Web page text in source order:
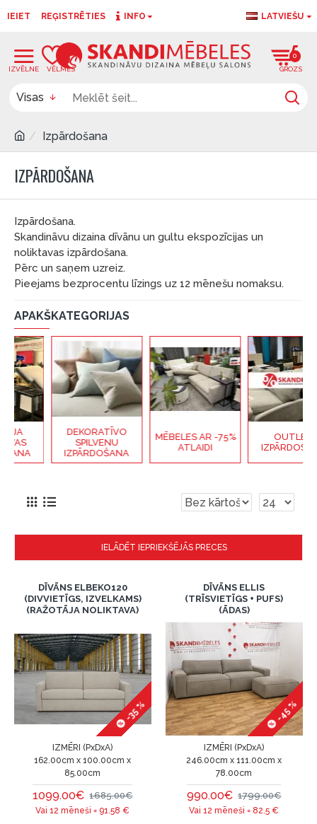
IEIET REĢISTRĒTIES INFO LATVIEŠU
0
Visas
Izpārdošana
IZPĀRDOŠANA
Izpārdošana.
Skandināvu dizaina dīvānu un gultu ekspozīcijas un
noliktavas izpārdošana.
Pērc un saņem uzreiz.
Pieejams bezprocentu līzings uz 12 mēnešu nomaksu.
APAKŠKATEGORIJAS
DEKORATĪVO
SPILVENU
IZPĀRDOŠANA
MĒBELES AR -75%
OUTLET
IZPĀRDOŠANA
IELĀDĒT IEPRIEKŠĒJĀS PRECES
DĪVĀNS ELBEKO120
(DIVVIETĪGS, IZVELKAMS)
(RAŽOTĀJA NOLIKTAVA)
-35 %
IZMĒRI (PxDxA)
162.00cm x 100.00cm x
85.00cm
1099.00€ 1685.00€
Vai 12 mēneši = 91.58 €
DĪVĀNS ELLIS
(TRĪSVIETĪGS + PUFS)
(ĀDAS)
-45 %
IZMĒRI (PxDxA)
246.00cm x 111.00cm x
78.00cm
990.00€ 1799.00€
Vai 12 mēneši = 82.5 €